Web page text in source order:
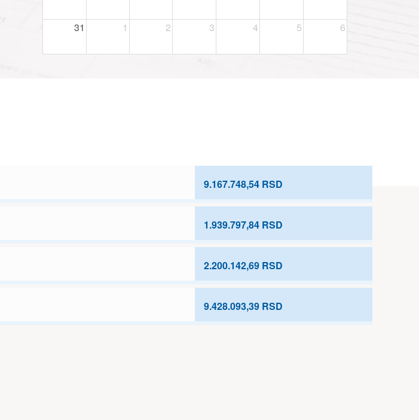
31 1 2 3 4 5 6
9.167.748,54 RSD
1.939.797,84 RSD
2.200.142,69 RSD
9.428.093,39 RSD